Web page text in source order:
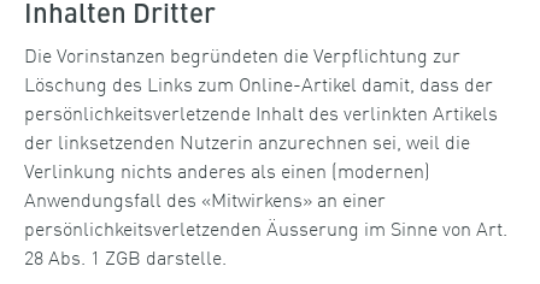
Inhalten Dritter
Die Vorinstanzen begründeten die Verpflichtung zur
Löschung des Links zum Online-Artikel damit, dass der
persönlichkeitsverletzende Inhalt des verlinkten Artikels
der linksetzenden Nutzerin anzurechnen sei, weil die
Verlinkung nichts anderes als einen (modernen)
Anwendungsfall des «Mitwirkens» an einer
persönlichkeitsverletzenden Äusserung im Sinne von Art.
28 Abs. 1 ZGB darstelle.